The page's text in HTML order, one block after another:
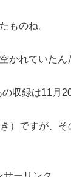
ものね。
かれていたん
収録は11月
）ですが、